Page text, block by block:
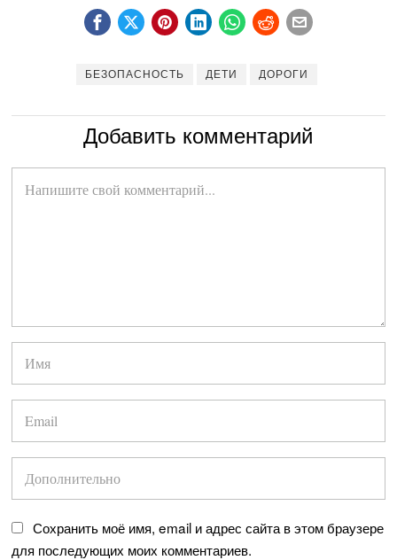
БЕЗОПАСНОСТЬ ДЕТИ ДОРОГИ
Добавить комментарий
Сохранить моё имя, email и адрес сайта в этом браузере
для последующих моих комментариев.